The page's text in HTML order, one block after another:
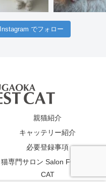
Instagram でフォロー
親猫紹介
キャッテリー紹介
必要登録事項
猫専門サロン Salon FOREST
CAT